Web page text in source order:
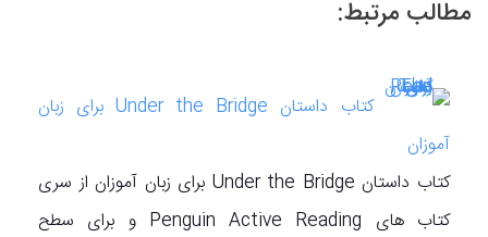
مطالب مرتبط:
کتاب داستان Under the Bridge برای زبان
آموزان
کتاب داستان Under the Bridge برای زبان آموزان از سری
کتاب های Penguin Active Reading و برای سطح